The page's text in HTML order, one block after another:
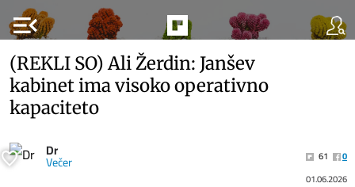
menu_open
(REKLI SO) Ali Žerdin: Janšev
kabinet ima visoko operativno
kapaciteto
Dr
Večer 61
0
01.06.2026